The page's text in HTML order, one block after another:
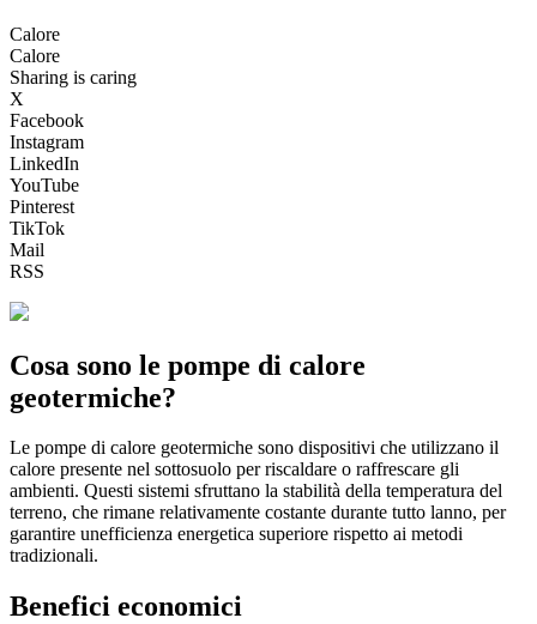
Calore
Calore
Sharing is caring
X
Facebook
Instagram
LinkedIn
YouTube
Pinterest
TikTok
Mail
RSS
Cosa sono le pompe di calore
geotermiche?
Le pompe di calore geotermiche sono dispositivi che utilizzano il
calore presente nel sottosuolo per riscaldare o raffrescare gli
ambienti. Questi sistemi sfruttano la stabilità della temperatura del
terreno, che rimane relativamente costante durante tutto lanno, per
garantire unefficienza energetica superiore rispetto ai metodi
tradizionali.
Benefici economici